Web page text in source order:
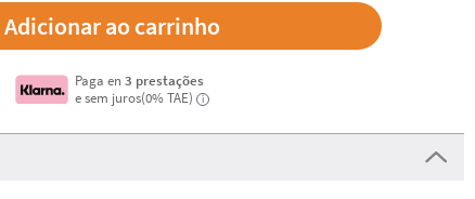
Paga en3 prestações
e sem juros(0% TAE)
i